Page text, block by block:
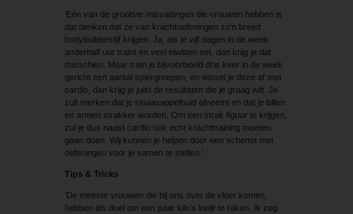
‘Eén van de grootste misvattingen die vrouwen hebben is
dat denken dat ze van krachtoefeningen zo’n breed
bodybuilderslijf krijgen. Ja, als je vijf dagen in de week
anderhalf uur traint en veel eiwitten eet, dan krijg je dat
misschien. Maar train je bijvoorbeeld drie keer in de week
gericht een aantal spiergroepen, en wissel je deze af met
cardio, dan krijg je juist de resultaten die je graag wilt. Je
zult merken dat je sinaasappelhuid afneemt en dat je billen
en armen strakker worden. Om een strak figuur te krijgen,
zul je dus naast cardio ook echt krachttraining moeten
gaan doen. Wij kunnen je helpen door een schema met
oefeningen voor je samen te stellen.’
Tips & Tricks
‘De meeste vrouwen die bij ons over de vloer komen,
hebben als doel om een paar kilo’s kwijt te raken. Ik zeg